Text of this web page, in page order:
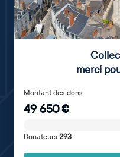
merci
Montant des dons
49 650€
Donateurs 293